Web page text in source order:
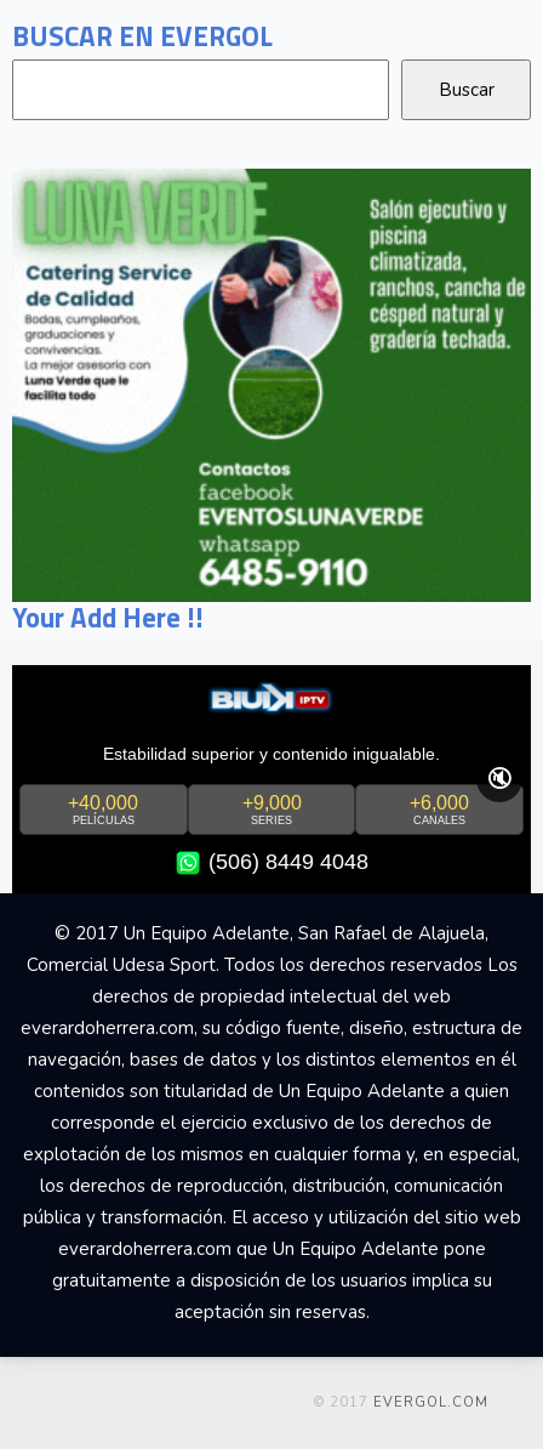
BUSCAR EN EVERGOL
Your Add Here !!
Estabilidad superior y contenido inigualable.
+40,000
PELÍCULAS
+9,000
SERIES
+6,000
CANALES
(506) 8449 4048
🔇
© 2017 Un Equipo Adelante, San Rafael de Alajuela,
Comercial Udesa Sport. Todos los derechos reservados Los
derechos de propiedad intelectual del web
everardoherrera.com, su código fuente, diseño, estructura de
navegación, bases de datos y los distintos elementos en él
contenidos son titularidad de Un Equipo Adelante a quien
corresponde el ejercicio exclusivo de los derechos de
explotación de los mismos en cualquier forma y, en especial,
los derechos de reproducción, distribución, comunicación
pública y transformación. El acceso y utilización del sitio web
everardoherrera.com que Un Equipo Adelante pone
gratuitamente a disposición de los usuarios implica su
aceptación sin reservas.
© 2017 EVERGOL.COM